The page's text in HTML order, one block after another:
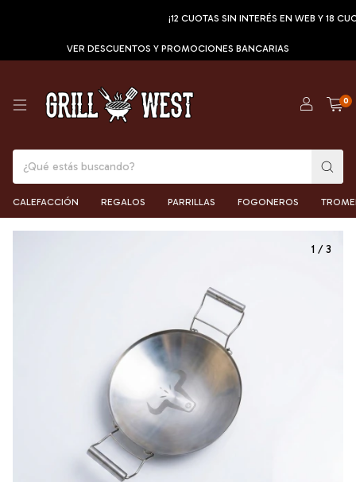
¡12 CUOTAS SIN INTERÉS EN WEB Y 18 CUOTAS
VER DESCUENTOS Y PROMOCIONES BANCARIAS
0
CALEFACCIÓN REGALOS PARRILLAS FOGONEROS
1 /3